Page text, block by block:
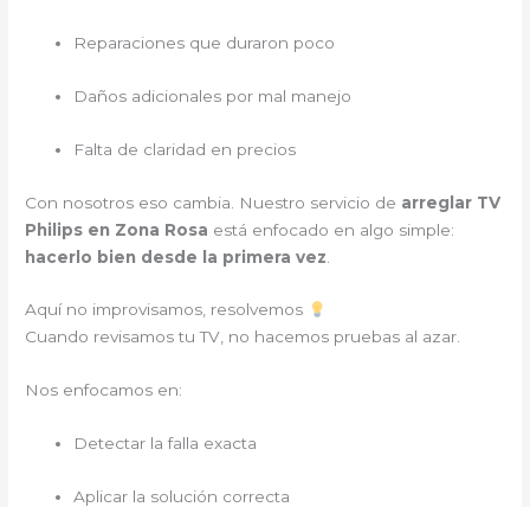
Reparaciones que duraron poco
Daños adicionales por mal manejo
Falta de claridad en precios
Con nosotros eso cambia. Nuestro servicio de arreglar TV
Philips en Zona Rosa está enfocado en algo simple:
hacerlo bien desde la primera vez
Aquí no improvisamos, resolvemos
Cuando revisamos tu TV, no hacemos pruebas al azar.
Nos enfocamos en:
Detectar la falla exacta
Aplicar la solución correcta